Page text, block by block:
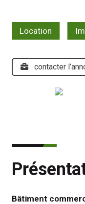
Location
contacter
Bâtiment